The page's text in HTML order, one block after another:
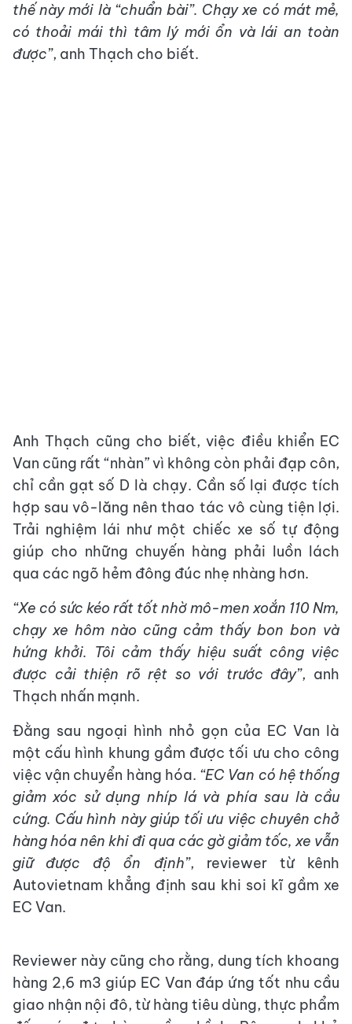
thế này mới là “chuẩn bài”. Chạy xe có mát mẻ,
có thoải mái thì tâm lý mới ổn và lái an toàn
được”, anh Thạch cho biết.
Anh Thạch cũng cho biết, việc điều khiển EC
Van cũng rất “nhàn” vì không còn phải đạp côn,
chỉ cần gạt số D là chạy. Cần số lại được tích
hợp sau vô-lăng nên thao tác vô cùng tiện lợi.
Trải nghiệm lái như một chiếc xe số tự động
giúp cho những chuyến hàng phải luồn lách
qua các ngõ hẻm đông đúc nhẹ nhàng hơn.
“Xe có sức kéo rất tốt nhờmô-men xoắn 110 Nm,
chạy xe hôm nào cũng cảm thấy bon bon và
hứng khởi. Tôi cảm thấy hiệu suất công việc
được cải thiện rõ rệt so với trước đây”, anh
Thạch nhấn mạnh.
Đằng sau ngoại hình nhỏ gọn của EC Van là
một cấu hình khung gầm được tối ưu cho công
việc vận chuyển hàng hóa. “EC Van có hệ thống
giảm xóc sử dụng nhíp lá và phía sau là cầu
cứng. Cấu hình này giúp tối ưu việc chuyên chở
hàng hóa nên khi đi qua các gờ giảm tốc, xe vẫn
giữ được độ ổn định”, reviewer từ kênh
Autovietnam khẳng định sau khi soi kĩ gầm xe
EC Van.
Reviewer này cũng cho rằng, dung tích khoang
hàng 2,6 m3 giúp EC Van đáp ứng tốt nhu cầu
giao nhận nội đô, từ hàng tiêu dùng, thực phẩm